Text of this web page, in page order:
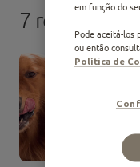
7 resultados
em função do
Pode aceitá-los
ou então
Política de